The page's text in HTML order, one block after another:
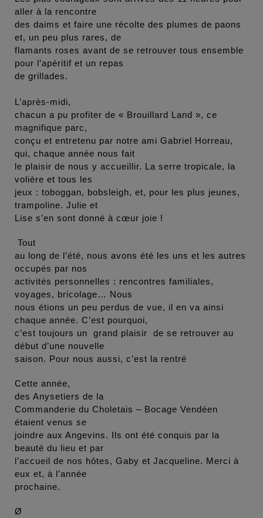
aller à la rencontre
des daims et faire une récolte des plumes de paons
et, un peu plus rares, de
flamants roses avant de se retrouver tous ensemble
pour l’apéritif et un repas
de grillades.
L’après-midi,
chacun a pu profiter de « Brouillard Land », ce
magnifique parc,
conçu et entretenu par notre ami Gabriel Horreau,
qui, chaque année nous fait
le plaisir de nous y accueillir. La serre tropicale, la
volière et tous les
jeux : toboggan, bobsleigh, et, pour les plus jeunes,
trampoline. Julie et
Lise s’en sont donné à cœur joie !
Tout
au long de l’été, nous avons été les uns et les autres
occupés par nos
activités personnelles : rencontres familiales,
voyages, bricolage… Nous
nous étions un peu perdus de vue, il en va ainsi
chaque année. C’est pourquoi,
c’est toujours un grand plaisir de se retrouver au
début d’une nouvelle
saison. Pour nous aussi, c’est la rentré
Cette année,
des Anysetiers de la
Commanderie du Choletais – Bocage Vendéen
étaient venus se
joindre aux Angevins. Ils ont été conquis par la
beauté du lieu et par
l’accueil de nos hôtes, Gaby et Jacqueline. Merci à
eux et, à l’année
prochaine.
Ø